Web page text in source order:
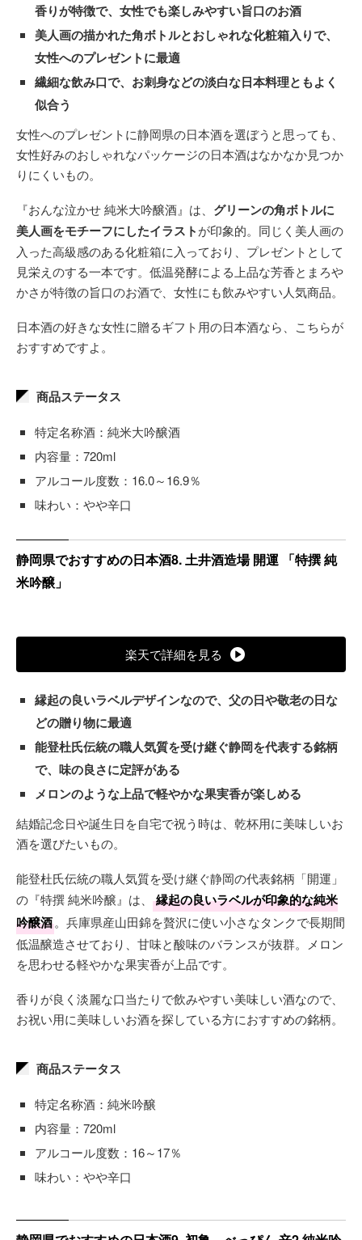
香りが特徴で、女性でも楽しみやすい旨口のお酒
美人画の描かれた角ボトルとおしゃれな化粧箱入りで、
女性へのプレゼントに最適
繊細な飲み口で、お刺身などの淡白な日本料理ともよく
似合う
女性へのプレゼントに静岡県の日本酒を選ぼうと思っても、
女性好みのおしゃれなパッケージの日本酒はなかなか見つか
りにくいもの。
『おんな泣かせ 純米大吟醸酒』は、 グリーンの角ボトルに
美人画をモチーフにしたイラストが印象的。同じく美人画の
入った高級感のある化粧箱に入っており、プレゼントとして
見栄えのする一本です。低温発酵による上品な芳香とまろや
かさが特徴の旨口のお酒で、女性にも飲みやすい人気商品。
日本酒の好きな女性に贈るギフト用の日本酒なら、こちらが
おすすめですよ。
商品ステータス
特定名称酒：純米大吟醸酒
内容量：720ml
アルコール度数：16.0～16.9％
味わい：やや辛口
静岡県でおすすめの日本酒8. 土井酒造場 開運 「特撰 純
米吟醸」
楽天で詳細を見る
縁起の良いラベルデザインなので、父の日や敬老の日な
どの贈り物に最適
能登杜氏伝統の職人気質を受け継ぐ静岡を代表する銘柄
で、味の良さに定評がある
メロンのような上品で軽やかな果実香が楽しめる
結婚記念日や誕生日を自宅で祝う時は、乾杯用に美味しいお
酒を選びたいもの。
能登杜氏伝統の職人気質を受け継ぐ静岡の代表銘柄「開運」
の『特撰 純米吟醸』は、
縁起の良いラベルが印象的な純米
吟醸酒。兵庫県産山田錦を贅沢に使い小さなタンクで長期間
低温醸造させており、甘味と酸味のバランスが抜群。メロン
を思わせる軽やかな果実香が上品です。
香りが良く淡麗な口当たりで飲みやすい美味しい酒なので、
お祝い用に美味しいお酒を探している方におすすめの銘柄。
商品ステータス
特定名称酒：純米吟醸
内容量：720ml
アルコール度数：16～17％
味わい：やや辛口